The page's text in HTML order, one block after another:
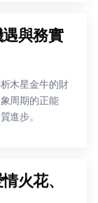
與務實
木星金牛的財
周期的正能
進步。
火花、